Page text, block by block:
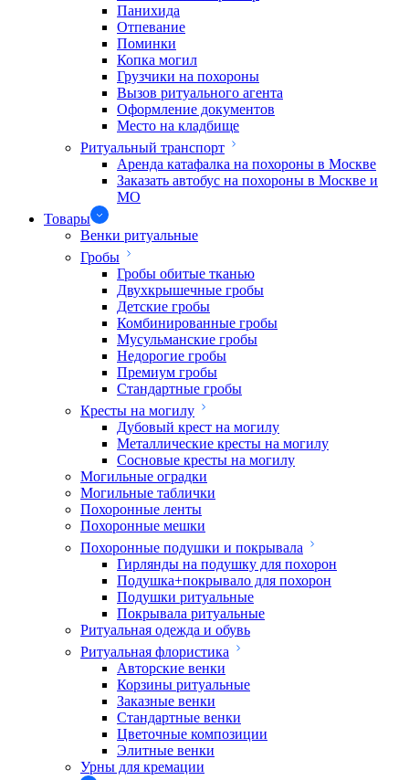
Панихида
Отпевание
Поминки
Копка могил
Грузчики на похороны
Вызов ритуального агента
Оформление документов
Место на кладбище
Ритуальный транспорт
Аренда катафалка на похороны в Москве
Заказать автобус на похороны в Москве и
МО
Товары
Венки ритуальные
Гробы
Гробы обитые тканью
Двухкрышечные гробы
Детские гробы
Комбинированные гробы
Мусульманские гробы
Недорогие гробы
Премиум гробы
Стандартные гробы
Кресты на могилу
Дубовый крест на могилу
Металлические кресты на могилу
Сосновые кресты на могилу
Могильные оградки
Могильные таблички
Похоронные ленты
Похоронные мешки
Похоронные подушки и покрывала
Гирлянды на подушку для похорон
Подушка+покрывало для похорон
Подушки ритуальные
Покрывала ритуальные
Ритуальная одежда и обувь
Ритуальная флористика
Авторские венки
Корзины ритуальные
Заказные венки
Стандартные венки
Цветочные композиции
Элитные венки
Урны для кремации